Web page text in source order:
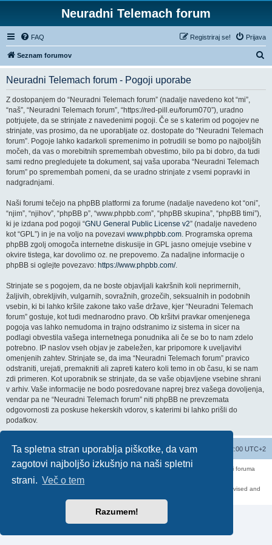
Ta spletna stran uporablja piškotke, da vam
zagotovi najboljšo izkušnjo na naši spletni
strani. Več o tem
Razumem!
Neuradni Telemach forum
FAQ Prijava
Registriraj se!
Seznam forumov
s
Neuradni Telemach forum - Pogoji uporabe
Z dostopanjem do “Neuradni Telemach forum” (nadalje navedeno kot “mi”,
“naš”, “Neuradni Telemach forum”, “https://red-pill.eu/forum070”), uradno
potrjujete, da se strinjate z navedenimi pogoji. Če se s katerim od pogojev ne
strinjate, vas prosimo, da ne uporabljate oz. dostopate do “Neuradni Telemach
forum”. Pogoje lahko kadarkoli spremenimo in potrudili se bomo po najboljših
močeh, da vas o morebitnih spremembah obvestimo, bilo pa bi dobro, da tudi
sami redno pregledujete ta dokument, saj vaša uporaba “Neuradni Telemach
forum” po spremembah pomeni, da se uradno strinjate z vsemi popravki in
nadgradnjami.
Naši forumi tečejo na phpBB platformi za forume (nadalje navedeno kot “oni”,
“njim”, “njihov”, “phpBB p”, “www.phpbb.com”, “phpBB skupina”, “phpBB timi”),
ki je izdana pod pogoji “GNU General Public License v2” (nadalje navedeno
kot “GPL”) in je na voljo na povezavi www.phpbb.com. Programska oprema
phpBB zgolj omogoča internetne diskusije in GPL jasno omejuje vsebine v
okvire tistega, kar dovolimo oz. ne prepovemo. Za nadaljne informacije o
phpBB si oglejte povezavo: https://www.phpbb.com/.
Strinjate se s pogojem, da ne boste objavljali kakršnih koli neprimernih,
žaljivih, obrekljivih, vulgarnih, sovražnih, grozečih, seksualnih in podobnih
vsebin, ki bi lahko kršile zakone tako vaše države, kjer “Neuradni Telemach
forum” gostuje, kot tudi mednarodno pravo. Ob kršitvi pravkar omenjenega
pogoja vas lahko nemudoma in trajno odstranimo iz sistema in sicer na
podlagi obvestila vašega internetnega ponudnika ali če se bo to nam zdelo
potrebno. IP naslov vseh objav je zabeležen, kar pripomore k uveljavitvi
omenjenih zahtev. Strinjate se, da ima “Neuradni Telemach forum” pravico
odstraniti, urejati, premakniti ali zapreti katero koli temo in ob času, ki se nam
zdi primeren. Kot uporabnik se strinjate, da se vaše objavljene vsebine shrani
v arhiv. Vaše informacije ne bodo posredovane naprej brez vašega dovoljenja,
vendar pa ne “Neuradni Telemach forum” niti phpBB ne prevzemata
odgovornosti za poskuse hekerskih vdorov, s katerimi bi lahko prišli do
podatkov.
Seznam forumov Vsi časi so UTC+02:00 UTC+2
Izbriši vse piškotke
Forum070 je neuradni forum uporabnikov operaterja Telemach. Administratorji foruma
Za vse objavljene prispevke odgovarjajo izključno njihovi avtorji.
https://red-pill.eu/forum070 -- forum070@red-pill.eu -- Powered by phpBB3 -- revised and